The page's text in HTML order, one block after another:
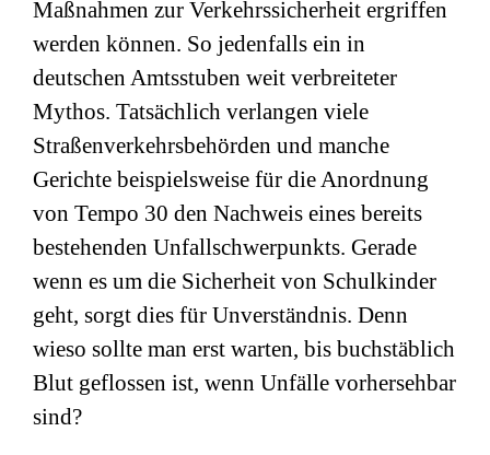
Maßnahmen zur Verkehrssicherheit ergriffen
werden können. So jedenfalls ein in
deutschen Amtsstuben weit verbreiteter
Mythos. Tatsächlich verlangen viele
Straßenverkehrsbehörden und manche
Gerichte beispielsweise für die Anordnung
von Tempo 30 den Nachweis eines bereits
bestehenden Unfallschwerpunkts. Gerade
wenn es um die Sicherheit von Schulkinder
geht, sorgt dies für Unverständnis. Denn
wieso sollte man erst warten, bis buchstäblich
Blut geflossen ist, wenn Unfälle vorhersehbar
sind?